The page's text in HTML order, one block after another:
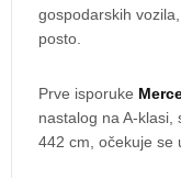
gospodarskih
posto.
Prve isporuke
nastalog na A-klasi,
442 cm, očekuje se